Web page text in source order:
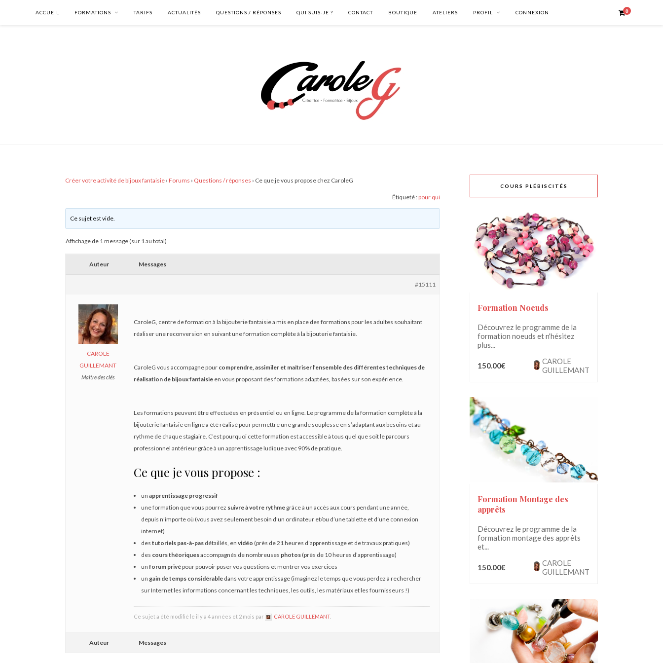
ACCUEIL FORMATIONS TARIFS ACTUALITÉS QUESTIONS / RÉPONSES QUI SUIS-JE ? CONTACT BOUTIQUE ATELIERS PROFIL CONNEXION 0
Créer votre activité de bijoux fantaisie › Forums › Questions / réponses › Ce que je vous propose chez CaroleG
Étiqueté :pour qui
Ce sujet est vide.
Affichage de 1 message (sur 1 au total)
Auteur Messages
#15111
CAROLE
GUILLEMANT
Maître des clés
CaroleG, centre de formation à la bijouterie fantaisie a mis en place des formations pour les adultes souhaitant
réaliser une reconversion en suivant une formation complète à la bijouterie fantaisie.
CaroleG vous accompagne pour comprendre, assimiler et maîtriser l’ensemble des différentes techniques de
réalisation de bijoux fantaisie en vous proposant des formations adaptées, basées sur son expérience.
Les formations peuvent être effectuées en présentiel ou en ligne. Le programme de la formation complète à la
bijouterie fantaisie en ligne a été réalisé pour permettre une grande souplesse en s’adaptant aux besoins et au
rythme de chaque stagiaire. C’est pourquoi cette formation est accessible à tous quel que soit le parcours
professionnel antérieur grâce à un apprentissage ludique avec 90% de pratique.
Ce que je vous propose :
un apprentissage progressif
une formation que vous pourrez suivre à votre rythme grâce à un accès aux cours pendant une année,
depuis n’importe où (vous avez seulement besoin d’un ordinateur et/ou d’une tablette et d’une connexion
internet)
des tutoriels pas-à-pas détaillés, en vidéo (près de 21 heures d’apprentissage et de travaux pratiques)
des cours théoriquesaccompagnés de nombreuses photos (près de 10 heures d’apprentissage)
un forum privépour pouvoir poser vos questions et montrer vos exercices
un gain de temps considérable dans votre apprentissage (imaginez le temps que vous perdez à rechercher
sur Internet les informations concernant les techniques, les outils, les matériaux et les fournisseurs !)
Ce sujet a été modifié le il y a 4 années et 2 mois par CAROLE GUILLEMANT.
Auteur Messages
COURS PLÉBISCITÉS
Formation Noeuds
Découvrez le programme de la
formation noeuds et n'hésitez
plus...
150.00€
CAROLE
GUILLEMANT
Formation Montage des
apprêts
Découvrez le programme de la
formation montage des apprêts
et...
150.00€
CAROLE
GUILLEMANT